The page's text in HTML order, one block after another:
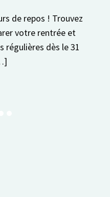
Semaine du 3 au 7
physiquement lundi
13h30 à 17h30 […]